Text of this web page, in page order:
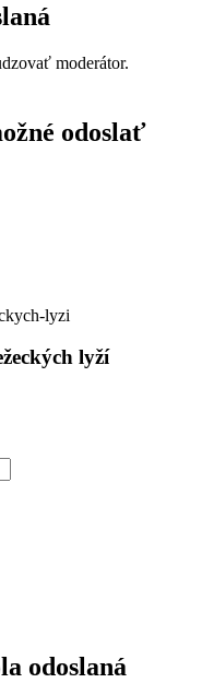
moderátor.
odoslať
lyží
odoslaná